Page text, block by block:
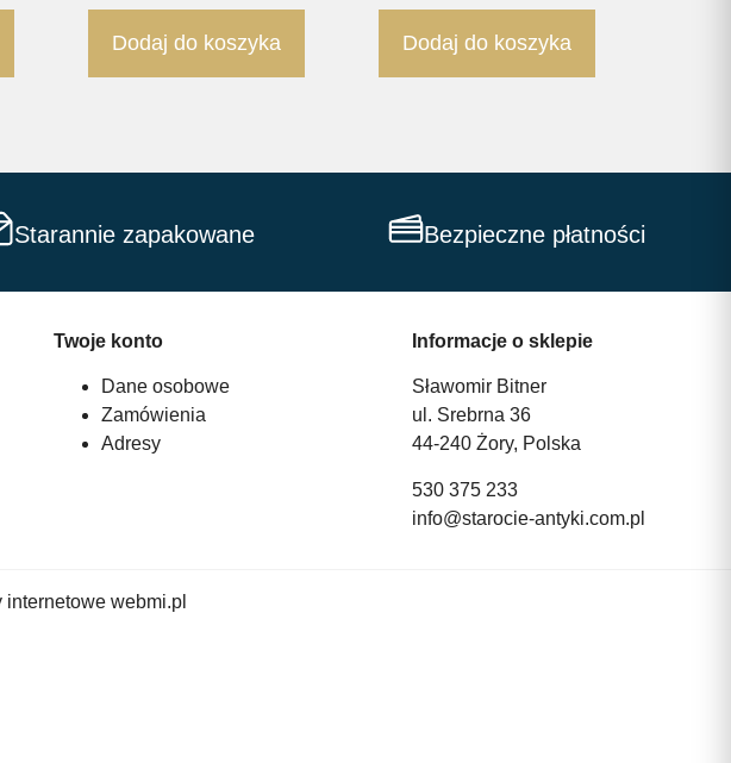
Dodaj do koszyka Dodaj do koszyka
Starannie zapakowane Bezpieczne płatności
Twoje konto
Dane osobowe
Zamówienia
Adresy
Informacje o sklepie
Sławomir Bitner
ul. Srebrna 36
44-240 Żory, Polska
530 375 233
info@starocie-antyki.com.pl
internetowe webmi.pl